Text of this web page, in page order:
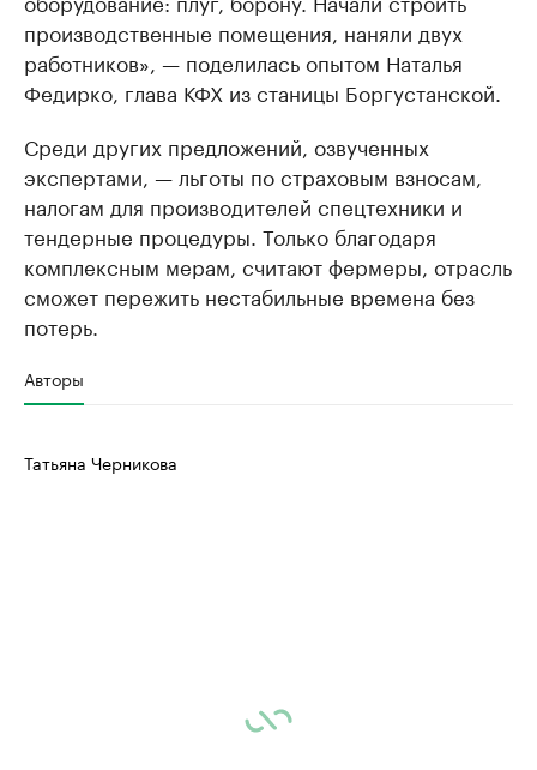
производственные помещения, наняли двух
работников», — поделилась опытом Наталья
Федирко, глава КФХ из станицы Боргустанской.
Среди других предложений, озвученных
экспертами, — льготы по страховым взносам,
налогам для производителей спецтехники и
тендерные процедуры. Только благодаря
комплексным мерам, считают фермеры, отрасль
сможет пережить нестабильные времена без
потерь.
Авторы
Татьяна Черникова